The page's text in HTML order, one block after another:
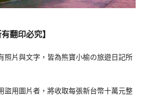
有翻印必究】
照片與文字，皆為熊寶小榆の旅遊日記所
盜用圖片者，將收取每張新台幣十萬元整